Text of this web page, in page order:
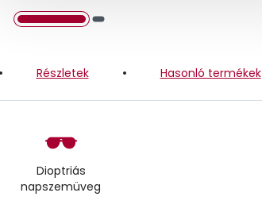
Részletek Hasonló termékek
Dioptriás
napszemüveg